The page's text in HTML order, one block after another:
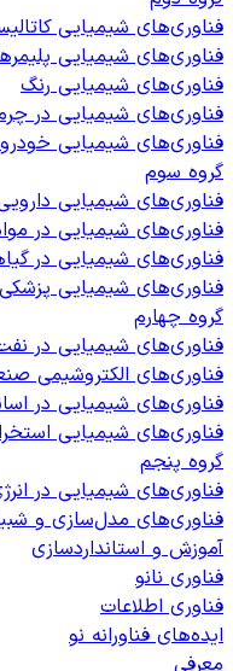
فناوری‌های شیمیایی
فناوری‌های شیمیایی
فناوری‌های شیمیایی رنگ
فناوری‌های شیمیایی در
فناوری‌های شیمیایی
گروه سوم
فناوری‌های شیمیایی
فناوری‌های شیمیایی در
فناوری‌های شیمیایی در
فناوری‌های شیمیایی
گروه چهارم
فناوری‌های شیمیایی در
فناوری‌های الکتروشیمی
فناوری‌های شیمیایی در
فناوری‌های شیمیایی
گروه پنجم
فناوری‌های شیمیایی در
فناوری‌های مدل‌سازی و
آموزش و استانداردسازی
فناوری نانو
فناوری اطلاعات
ایده‌های فناورانه نو
معرفی